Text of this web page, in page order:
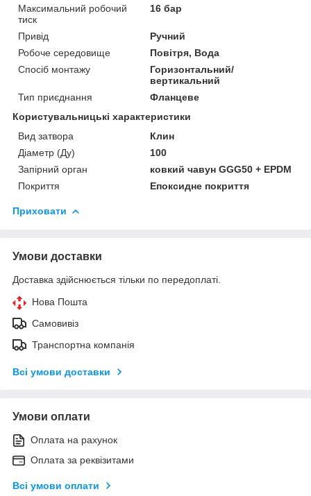
Максимальний робочий
тиск
16 бар
Привід
Ручний
Робоче середовище
Повітря, Вода
Спосіб монтажу
Горизонтальний/
вертикальний
Тип приєднання
Фланцеве
Користувальницькі характеристики
Вид затвора
Клин
Діаметр (Ду)
100
Запірний орган
ковкий чавун GGG50 + EPDM
Покриття
Епоксидне покриття
Приховати
Умови доставки
Доставка здійснюється тільки по передоплаті.
Нова Пошта
Самовивіз
Транспортна компанія
Всі умови доставки
Умови оплати
Оплата на рахунок
Оплата за реквізитами
Всі умови оплати